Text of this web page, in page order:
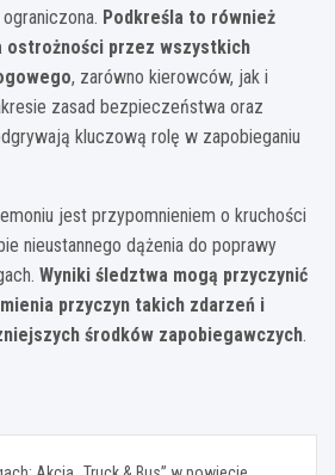
Podkreśla to również
ostrożności przez wszystkich
, zarówno kierowców, jak i
zasad bezpieczeństwa oraz
kluczową rolę w zapobieganiu
jest przypomnieniem o kruchości
nieustannego dążenia do poprawy
Wyniki śledztwa mogą przyczynić
przyczyn takich zdarzeń i
środków zapobiegawczych.